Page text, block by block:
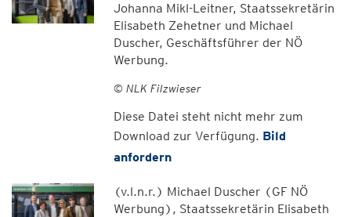
Johanna Mikl-Leitner, Staatssekretärin
Elisabeth Zehetner und Michael
Duscher, Geschäftsführer der NÖ
Werbung.
© NLK Filzwieser
Diese Datei steht nicht mehr zum
Download zur Verfügung. Bild
anfordern
(v.l.n.r.) Michael Duscher (GF NÖ
Werbung), Staatssekretärin Elisabeth